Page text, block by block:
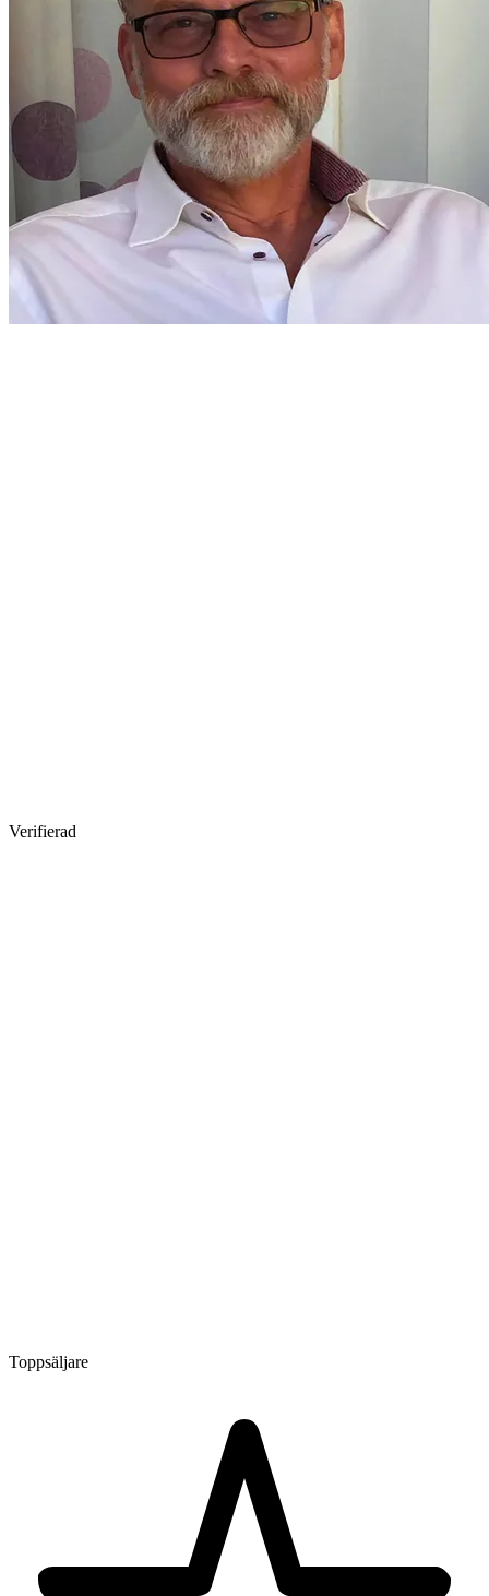
Verifierad
Toppsäljare